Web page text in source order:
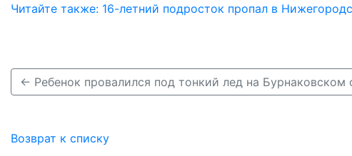
Читайте также: 16-летний подросток пропал в
Возврат к списку